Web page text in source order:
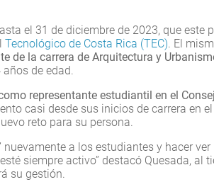
el 31 de diciembre de 2023, que este
Tecnológico de Costa Rica (TEC). El
de la carrera de Arquitectura y
de edad.
representante estudiantil en el
casi desde sus inicios de carrera en
reto para su persona.
nuevamente a los estudiantes y hacer ver
siempre activo” destacó Quesada, al
su gestión.